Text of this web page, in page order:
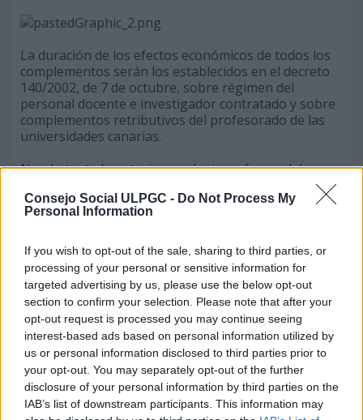
Consejo Social ULPGC - Do Not Process My
Personal Information
If you wish to opt-out of the sale, sharing to third parties, or
processing of your personal or sensitive information for
targeted advertising by us, please use the below opt-out
section to confirm your selection. Please note that after your
opt-out request is processed you may continue seeing
interest-based ads based on personal information utilized by
us or personal information disclosed to third parties prior to
your opt-out. You may separately opt-out of the further
disclosure of your personal information by third parties on the
IAB’s list of downstream participants. This information may
La duración de los efectos económicos de todos los
complementos serán los establecidos en el decreto
140/2002, de 7 de octubre, sobre régimen del
personal docente e investigador contratado y sobre
complementos retributivos del profesorado de las
universidades canarias.
No obstante lo anterior, cualquier reforma del
profesorado dirigido a la homologación o mejora de
las percepciones salariales de los mismos que
las universidades canarias permitirá disminuir el
pago de los complementos hasta la cantidad
mejorada en la normativa estatal.
205-30-10-2014-5:
Se acordó aprobar, en uso de la capacidad atribuida
por el artículo 4.3.c) de la Ley 11/2003, de 4 de abril,
sobre Consejos Sociales y Coordinación del Sistema
Universitario de Canarias, modificada por Ley 5/2009,
de 24 de abril, una transferencia de crédito, entre